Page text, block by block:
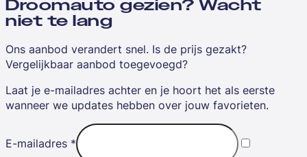
Droomauto gezien? Wacht
niet te lang
Ons aanbod verandert snel. Is de prijs gezakt?
Vergelijkbaar aanbod toegevoegd?
Laat je e-mailadres achter en je hoort het als eerste
wanneer we updates hebben over jouw favorieten.
E-mailadres *